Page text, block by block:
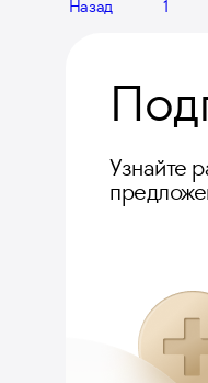
Назад 1
Узнайте